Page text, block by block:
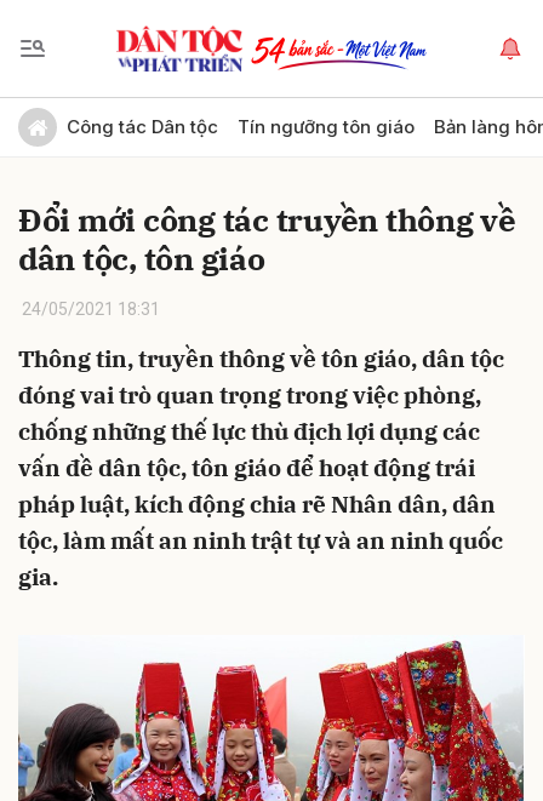
Công tác Dân tộc Tín ngưỡng tôn giáo Bản làng
Ðổi mới công tác truyền thông về
dân tộc, tôn giáo
24/05/2021 18:31
Thông tin, truyền thông về tôn giáo, dân tộc
đóng vai trò quan trọng trong việc phòng,
chống những thế lực thù địch lợi dụng các
vấn đề dân tộc, tôn giáo để hoạt động trái
pháp luật, kích động chia rẽ Nhân dân, dân
tộc, làm mất an ninh trật tự và an ninh quốc
gia.
Gửi bình luận
Hủy Gửi